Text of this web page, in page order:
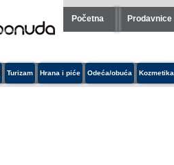
Početna Prodavnice
Turizam Hrana i piće Odeća/obuća Kozmetika